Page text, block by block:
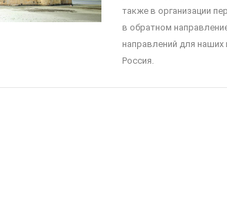
также в организации
в обратном
направлений для
Россия.